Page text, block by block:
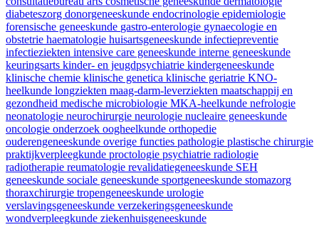
diabeteszorg donorgeneeskunde endocrinologie epidemiologie
forensische geneeskunde gastro-enterologie gynaecologie en
obstetrie haematologie huisartsgeneeskunde infectiepreventie
infectieziekten intensive care geneeskunde interne geneeskunde
keuringsarts kinder- en jeugdpsychiatrie kindergeneeskunde
klinische chemie klinische genetica klinische geriatrie KNO-
heelkunde longziekten maag-darm-leverziekten maatschappij en
gezondheid medische microbiologie MKA-heelkunde nefrologie
neonatologie neurochirurgie neurologie nucleaire geneeskunde
oncologie onderzoek oogheelkunde orthopedie
ouderengeneeskunde overige functies pathologie plastische chirurgie
praktijkverpleegkunde proctologie psychiatrie radiologie
radiotherapie reumatologie revalidatiegeneeskunde SEH
geneeskunde sociale geneeskunde sportgeneeskunde stomazorg
thoraxchirurgie tropengeneeskunde urologie
verslavingsgeneeskunde verzekeringsgeneeskunde
wondverpleegkunde ziekenhuisgeneeskunde